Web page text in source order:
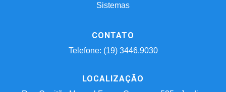
Sistemas
CONTATO
Telefone: (19) 3446.9030
LOCALIZAÇÃO